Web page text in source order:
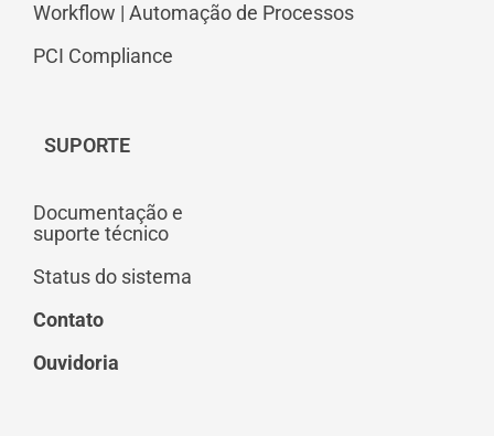
Workflow | Automação de Processos
PCI Compliance
SUPORTE
Documentação e
suporte técnico
Status do sistema
Contato
Ouvidoria